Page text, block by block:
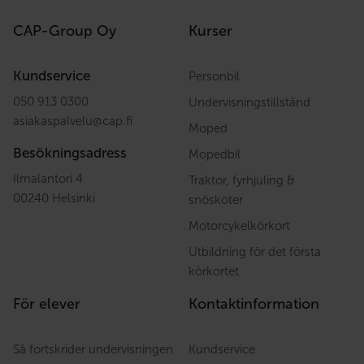
CAP-Group Oy
Kundservice
050 913 0300
asiakaspalvelu@cap.fi
Besökningsadress
Ilmalantori 4
00240 Helsinki
Kurser
Personbil
Undervisningstillstånd
Moped
Mopedbil
Traktor, fyrhjuling &
snöskoter
Motorcykelkörkort
Utbildning för det första
körkortet
För elever
Så fortskrider undervisningen
Kontaktinformation
Kundservice